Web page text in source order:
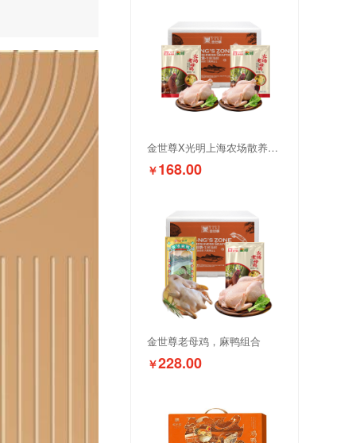
金世尊X光明上海农场散养老母鸡1000g*2
￥168.00
金世尊老母鸡，麻鸭组合
￥228.00